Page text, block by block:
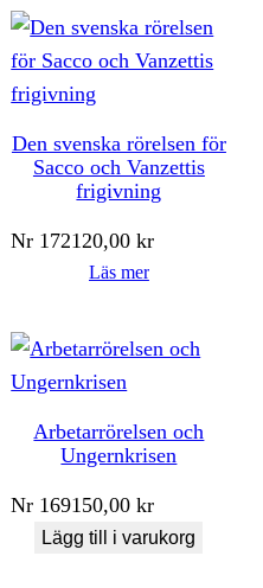
Den svenska rörelsen för
Sacco och Vanzettis
frigivning
Nr 172120,00kr
Läs mer
Arbetarrörelsen och
Ungernkrisen
Nr 169150,00kr
Lägg till i varukorg